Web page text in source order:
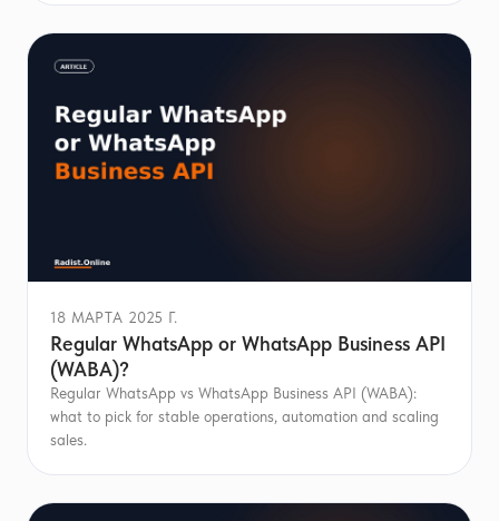
18 МАРТА 2025 Г.
Regular WhatsApp or WhatsApp Business API
(WABA)?
Regular WhatsApp vs WhatsApp Business API (WABA):
what to pick for stable operations, automation and scaling
sales.